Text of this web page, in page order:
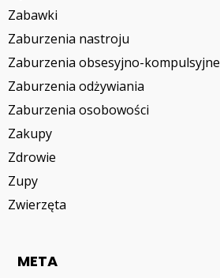
Zabawki
Zaburzenia nastroju
Zaburzenia obsesyjno-kompulsyjne
Zaburzenia odżywiania
Zaburzenia osobowości
Zakupy
Zdrowie
Zupy
Zwierzęta
META